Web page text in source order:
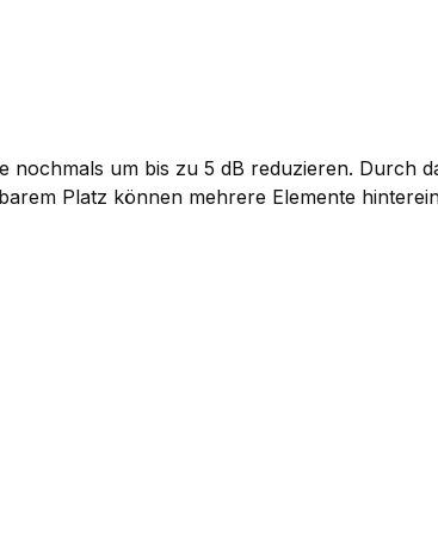
um bis zu 5 dB reduzieren. Durch
Platz können mehrere Elemente